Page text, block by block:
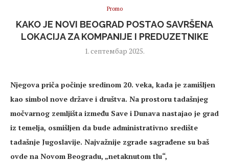
Promo
KAKO JE NOVI BEOGRAD POSTAO SAVRŠENA
LOKACIJA ZA KOMPANIJE I PREDUZETNIKE
1. септембар 2025.
Njegova priča počinje sredinom 20. veka, kada je zamišljen
kao simbol nove države i društva. Na prostoru tadašnjeg
močvarnog zemljišta između Save i Dunava nastajao je grad
iz temelja, osmišljen da bude administrativno središte
tadašnje Jugoslavije. Najvažnije zgrade sagrađene su baš
ovde na Novom Beogradu, „netaknutom tlu“,